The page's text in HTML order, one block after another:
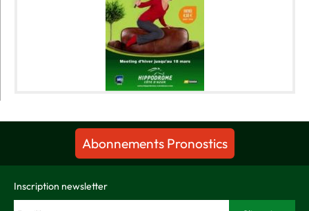
Abonnements Pronostics
Inscription newsletter